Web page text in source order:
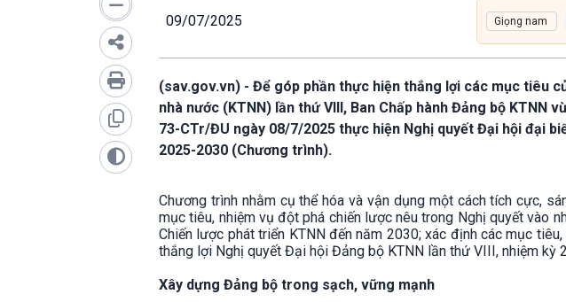
09/07/2025
(sav.gov.vn) - Để góp phần thực hiện thắng lợi các mục tiêu
nhà nước (KTNN) lần thứ VIII, Ban Chấp hành Đảng bộ KTNN
73-CTr/ĐU ngày 08/7/2025 thực hiện Nghị quyết Đại hội đại
2025-2030 (Chương trình).
Chương trình nhằm cụ thể hóa và vận dụng một cách tích cực,
mục tiêu, nhiệm vụ đột phá chiến lược nêu trong Nghị quyết vào
Chiến lược phát triển KTNN đến năm 2030; xác định các mục
thắng lợi Nghị quyết Đại hội Đảng bộ KTNN lần thứ VIII, nhiệm kỳ
Xây dựng Đảng bộ trong sạch, vững mạnh